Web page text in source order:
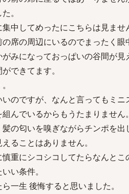
。
中してめったにこちらは見ませ
席の周辺にいるのでまったく眼
みになっておっぱいの谷間が見
できてます。
のですが、なんと言ってもミニ
んでいるからもうたまりません。
の匂いを嗅ぎながらチンポを出
ることはありません。
重にシコシコしてたらなんとこ
い条件。
一生 後悔すると思いました。